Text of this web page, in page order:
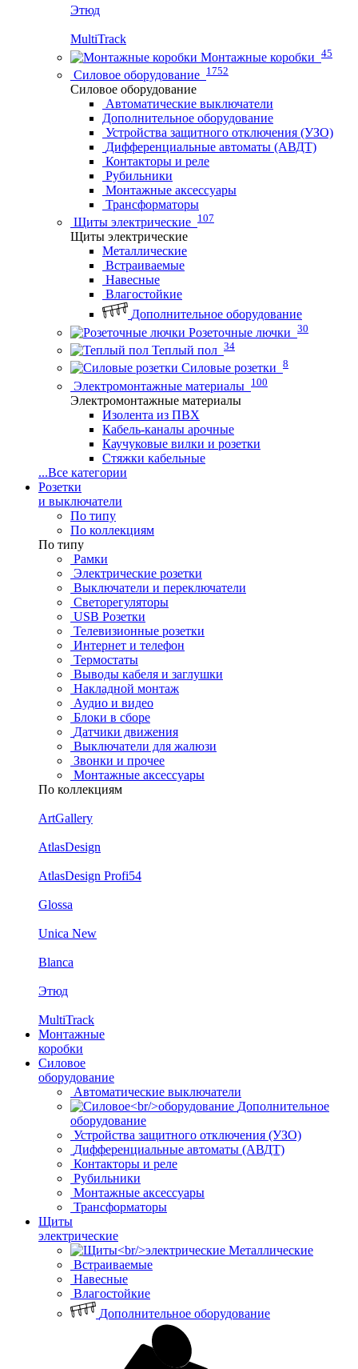
Этюд
MultiTrack
Монтажные коробки 45
Силовое оборудование 1752
Силовое оборудование
Автоматические выключатели
Дополнительное оборудование
Устройства защитного отключения (УЗО)
Дифференциальные автоматы (АВДТ)
Контакторы и реле
Рубильники
Монтажные аксессуары
Трансформаторы
Щиты электрические 107
Щиты электрические
Металлические
Встраиваемые
Навесные
Влагостойкие
Дополнительное оборудование
Розеточные лючки 30
Теплый пол 34
Силовые розетки 8
Электромонтажные материалы 100
Электромонтажные материалы
Изолента из ПВХ
Кабель-каналы арочные
Каучуковые вилки и розетки
Стяжки кабельные
...Все категории
Розетки
и выключатели
По типу
По коллекциям
По типу
Рамки
Электрические розетки
Выключатели и переключатели
Светорегуляторы
USB Розетки
Телевизионные розетки
Интернет и телефон
Термостаты
Выводы кабеля и заглушки
Накладной монтаж
Аудио и видео
Блоки в сборе
Датчики движения
Выключатели для жалюзи
Звонки и прочее
Монтажные аксессуары
По коллекциям
ArtGallery
AtlasDesign
AtlasDesign Profi54
Glossa
Unica New
Blanca
Этюд
MultiTrack
Монтажные
коробки
Силовое
оборудование
Автоматические выключатели
Дополнительное
оборудование
Устройства защитного отключения (УЗО)
Дифференциальные автоматы (АВДТ)
Контакторы и реле
Рубильники
Монтажные аксессуары
Трансформаторы
Щиты
электрические
Металлические
Встраиваемые
Навесные
Влагостойкие
Дополнительное оборудование